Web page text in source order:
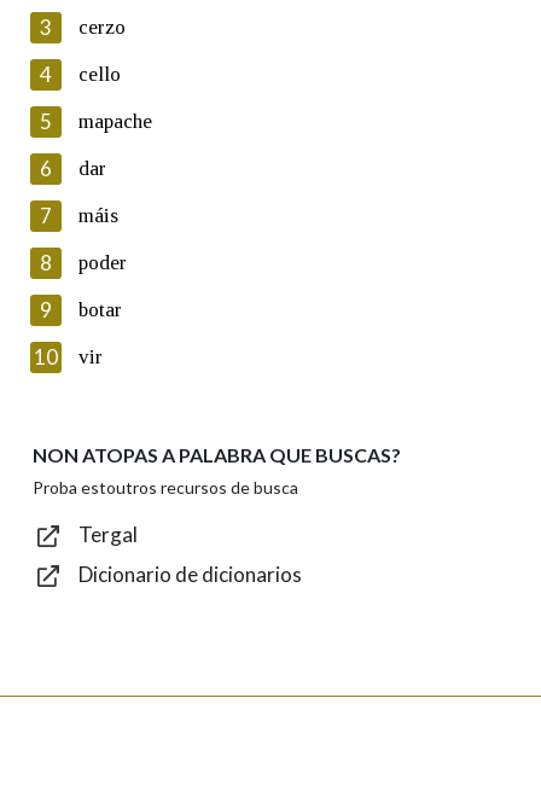
En cumprimento da normativa vixente en materia de
Protección de Datos de Carácter Persoal, a Real Academia
Galega informa a aqueles usuarios que faciliten o seu correo
electrónico, así como calquera outra información de carácter
persoal, que estes datos serán obxecto de tratamento
automatizado de carácter confidencial e incorporados aos seus
ficheiros informáticos. Así mesmo, os usuarios poderán exercer o
seu dereito de acceso, rectificación, oposición e cancelación dos
seus datos poñéndose en contacto connosco.
Lin e acepto as condicións da política de
Introduce o código que aparece na imaxe:
Texto de verificación
3 cerzo
4 cello
5 mapache
6 dar
7 máis
8 poder
9 botar
10 vir
NON ATOPAS A PALABRA QUE BUSCAS?
Proba estoutros recursos de busca
Tergal
Dicionario de dicionarios